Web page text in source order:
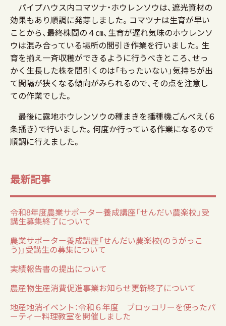
パイプハウス内コマツナ・ホウレンソウは、遮光資材の
効果もあり順調に発芽しました。コマツナは生育が早い
ことから、最終株間の４㎝、生育が遅れ気味のホウレンソ
ウは混み合っている場所の間引き作業を行いました。生
育を揃え一斉収穫ができるように行うべきところ、せっ
かく生長した株を間引くのは「もったいない」気持ちが出
て間隔が狭くなる傾向がみられるので、その点を注意し
ての作業でした。
最後に露地ホウレンソウの種まきを播種機ごんべえ（６
条播き）で行いました。何度か行っている作業になるので
順調に行えました。
最新記事
令和8年度農業サポーター養成講座「せんだい農楽校」受
講生募集終了について
農業サポーター養成講座「せんだい農楽校(のうがっこ
う)」受講生の募集について
実績報告書の提出について
農産物生産消費促進事業お知らせ更新終了について
地産地消イベント：令和６年度 ブロッコリーを使ったパ
ーティー料理教室を開催しました